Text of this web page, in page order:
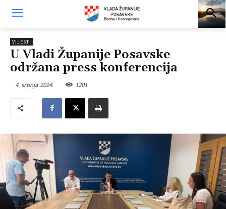
VIJESTI
U Vladi Županije Posavske
održana press konferencija
4. srpnja 2024. 1201